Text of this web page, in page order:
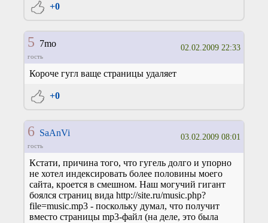
+0
5 7mo
гость
02.02.2009 22:33
Короче гугл ваще страницы удаляет
+0
6 SaAnVi
гость
03.02.2009 08:01
Кстати, причина того, что гугель долго и упорно
не хотел индексировать более половины моего
сайта, кроется в смешном. Наш могучий гигант
боялся страниц вида http://site.ru/music.php?
file=music.mp3 - поскольку думал, что получит
вместо страницы mp3-файл (на деле, это была